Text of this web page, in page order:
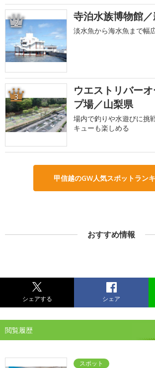
2 寺泊水族博物館
淡水魚から海水魚まで幅
3
ウエストリバー
プ場／山梨県
場内で釣りや水遊びに挑
キューも楽しめる
甲信越のGW人気スポットラン
おすすめ情報
シェアする シェア
閲覧履歴